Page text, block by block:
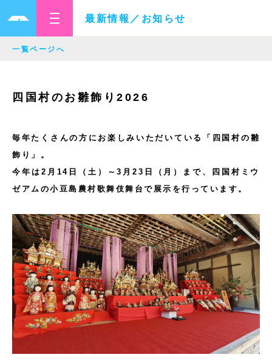
最新情報／お知らせ
一覧ページへ
四国村のお雛飾り2026
毎年たくさんの方にお楽しみいただいている「四国村の雛
飾り」。
今年は2月14日（土）～3月23日（月）まで、四国村ミウ
ゼアムの小豆島農村歌舞伎舞台で展示を行っています。